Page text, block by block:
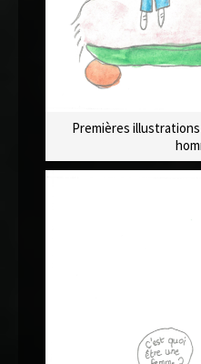
Premières